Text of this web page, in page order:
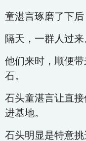
童湛言琢磨了下后
隔天，一群人过来
他们来时，顺便
石。
石头童湛言让直
进基地。
石头明显是特意